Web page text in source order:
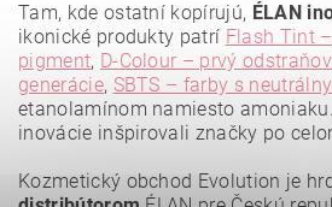
Vložením hodnotenie súhlasíte s
osobných údajov.
Tam, kde ostatní kopírujú, ÉLAN
ikonické produkty patrí Flash Tint
pigment, D-Colour – prvý
generácie, SBTS – farby s
etanolamínom namiesto
inovácie inšpirovali značky po
Kozmetický obchod Evolution je